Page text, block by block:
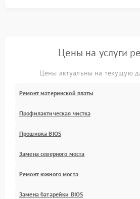
Цены на услуги
Цены актуальны на текущую
Ремонт материнской платы
Профилактическая чистка
Прошивка BIOS
Замена северного моста
Ремонт южного моста
Замена батарейки BIOS